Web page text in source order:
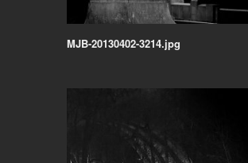
MJB-20130402-3214.jpg